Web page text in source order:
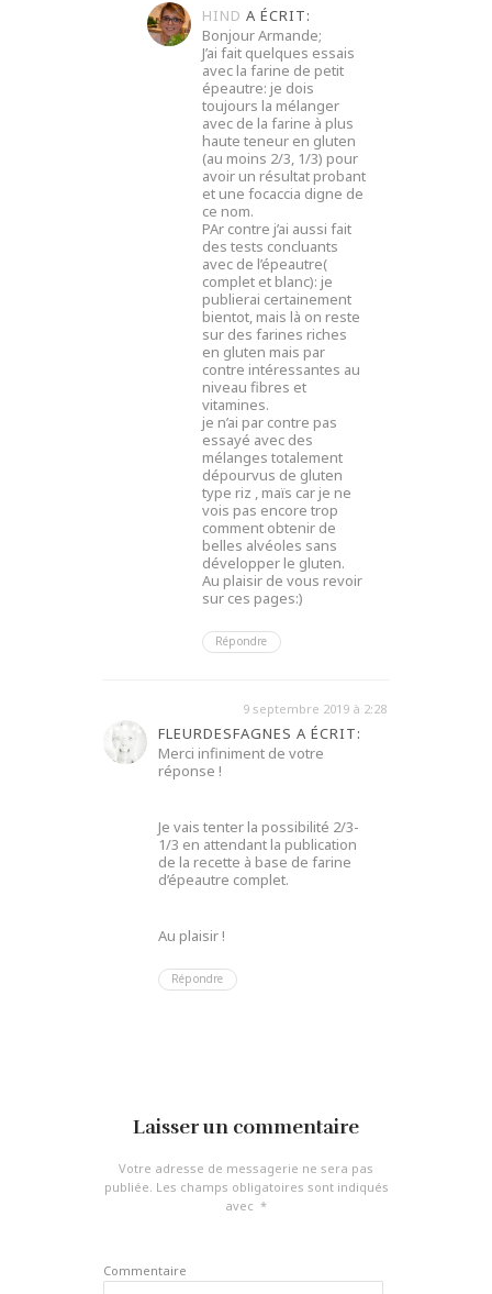
HIND A ÉCRIT:
Bonjour Armande;
J’ai fait quelques essais
avec la farine de petit
épeautre: je dois
toujours la mélanger
avec de la farine à plus
haute teneur en gluten
(au moins 2/3, 1/3) pour
avoir un résultat probant
et une focaccia digne de
ce nom.
PAr contre j’ai aussi fait
des tests concluants
avec de l’épeautre(
complet et blanc): je
publierai certainement
bientot, mais là on reste
sur des farines riches
en gluten mais par
contre intéressantes au
niveau fibres et
vitamines.
je n’ai par contre pas
essayé avec des
mélanges totalement
dépourvus de gluten
type riz , maïs car je ne
vois pas encore trop
comment obtenir de
belles alvéoles sans
développer le gluten.
Au plaisir de vous revoir
sur ces pages:)
Répondre
FLEURDESFAGNES A ÉCRIT:
9 septembre 2019 à 2:28
Merci infiniment de votre
réponse !
Je vais tenter la possibilité 2/3-
1/3 en attendant la publication
de la recette à base de farine
d’épeautre complet.
Au plaisir !
Répondre
Laisser un commentaire
Votre adresse de messagerie ne sera pas
publiée. Les champs obligatoires sont indiqués
avec *
Commentaire